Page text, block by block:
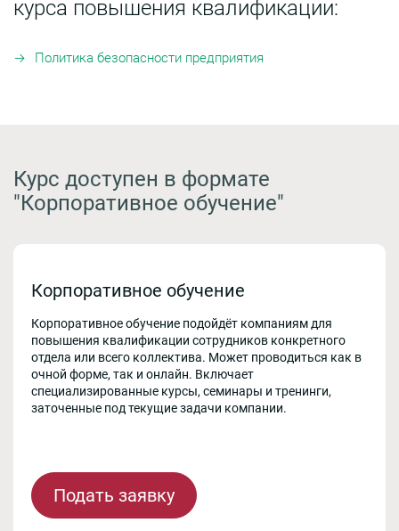
курса повышения квалификации:
Политика безопасности предприятия
Курс доступен в формате
"Корпоративное обучение"
Корпоративное обучение
Корпоративное обучение подойдёт компаниям для
повышения квалификации сотрудников конкретного
отдела или всего коллектива. Может проводиться как в
очной форме, так и онлайн. Включает
специализированные курсы, семинары и тренинги,
заточенные под текущие задачи компании.
Подать заявку